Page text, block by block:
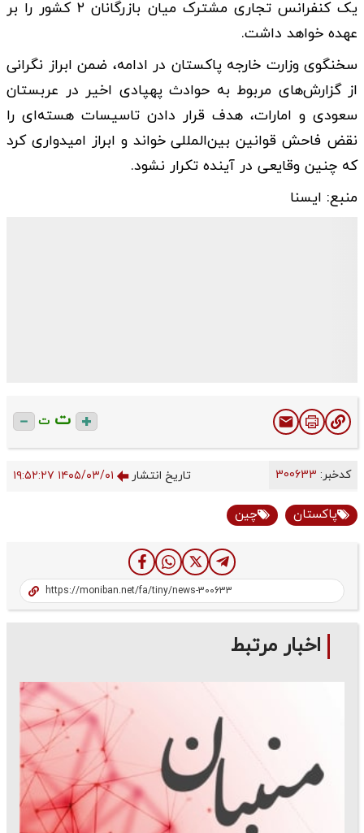
یک کنفرانس تجاری مشترک میان بازرگانان ۲ کشور را بر
عهده خواهد داشت.
سخنگوی وزارت خارجه پاکستان در ادامه، ضمن ابراز نگرانی
از گزارش‌های مربوط به حوادث پهپادی اخیر در عربستان
سعودی و امارات، هدف قرار دادن تاسیسات هسته‌ای را
نقض فاحش قوانین بین‌المللی خواند و ابراز امیدواری کرد
که چنین وقایعی در آینده تکرار نشود.
منبع: ایسنا
ت ت
کدخبر: تاریخ انتشار ۱۴۰۵/۰۳/۰۱ ۱۹:۵۲:۲۷
پاکستان چین
اخبار مرتبط